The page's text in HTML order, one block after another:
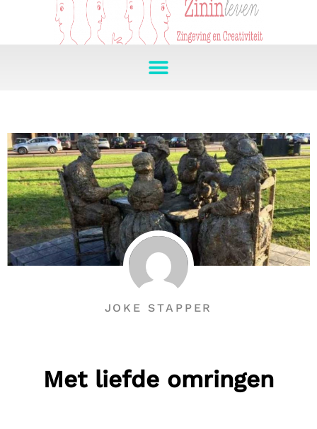
JOKE STAPPER
Met liefde omringen